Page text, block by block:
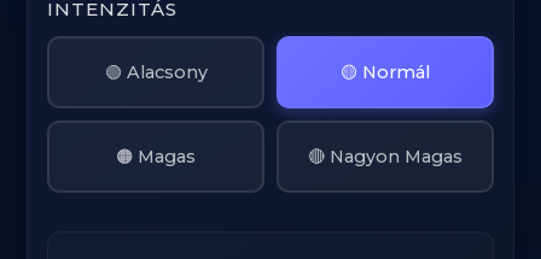
INTENZITÁS
🟢 Alacsony 🟡 Normál
🟠 Magas 🔴 Nagyon Magas